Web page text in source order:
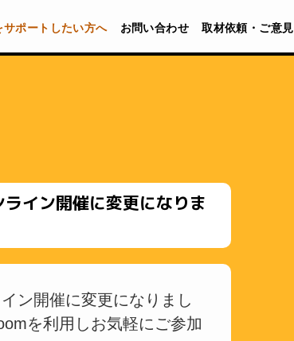
ポートしたい方へ お問い合わせ 取材依頼・ご意見
イン開催に変更になりま
ン開催に変更になりまし
を利用しお気軽にご参加